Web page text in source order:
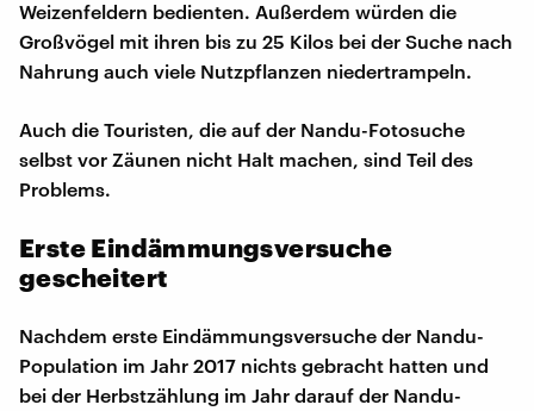
Weizenfeldern bedienten. Außerdem würden die
Großvögel mit ihren bis zu 25 Kilos bei der Suche nach
Nahrung auch viele Nutzpflanzen niedertrampeln.
Auch die Touristen, die auf der Nandu-Fotosuche
selbst vor Zäunen nicht Halt machen, sind Teil des
Problems.
Erste Eindämmungsversuche
gescheitert
Nachdem erste Eindämmungsversuche der Nandu-
Population im Jahr 2017 nichts gebracht hatten und
bei der Herbstzählung im Jahr darauf der Nandu-